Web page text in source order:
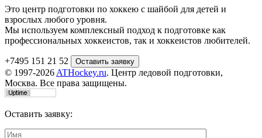
Это центр подготовки по хоккею с шайбой для детей и
взрослых любого уровня.
Мы используем комплексный подход к подготовке как
профессиональных хоккеистов, так и хоккеистов любителей.
+7495 151 21 52
© 1997-2026 ATHockey.ru. Центр ледовой подготовки,
Москва. Все права защищены.
Оставить заявку: